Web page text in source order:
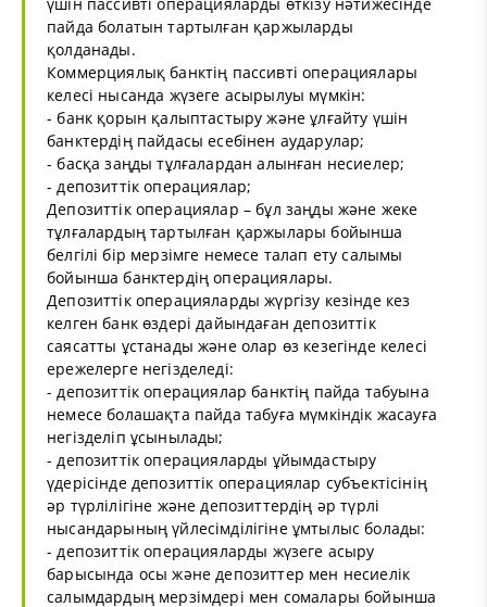
пайда болатын тартылған қаржыларды
қолданады.
Коммерциялық банктің пассивті операциялары
келесі нысанда жүзеге асырылуы мүмкін:
- банк қорын қалыптастыру және ұлғайту үшін
банктердің пайдасы есебінен аударулар;
- басқа заңды тұлғалардан алынған несиелер;
- депозиттік операциялар;
Депозиттік операциялар – бұл заңды және жеке
тұлғалардың тартылған қаржылары бойынша
белгілі бір мерзімге немесе талап ету салымы
бойынша банктердің операциялары.
Депозиттік операцияларды жүргізу кезінде кез
келген банк өздері дайындаған депозиттік
саясатты ұстанады және олар өз кезегінде келесі
ережелерге негізделеді:
- депозиттік операциялар банктің пайда табуына
немесе болашақта пайда табуға мүмкіндік жасауға
негізделіп ұсынылады;
- депозиттік операцияларды ұйымдастыру
үдерісінде депозиттік операциялар субъектісінің
әр түрлілігіне және депозиттердің әр түрлі
нысандарының үйлесімділігіне ұмтылыс болады:
- депозиттік операцияларды жүзеге асыру
барысында осы және депозиттер мен несиелік
салымдардың мерзімдері мен сомалары бойынша